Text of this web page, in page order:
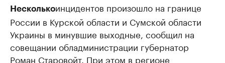
Несколькоинцидентов произошло на границе
России в Курской области и Сумской области
Украины в минувшие выходные, сообщил на
совещании обладминистрации губернатор
Роман Старовойт. При этом в регионе